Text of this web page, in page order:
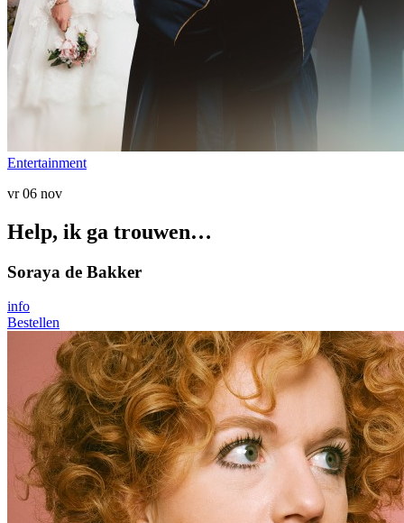
Entertainment
vr 06 nov
Help, ik ga trouwen…
Soraya de Bakker
info
Bestellen